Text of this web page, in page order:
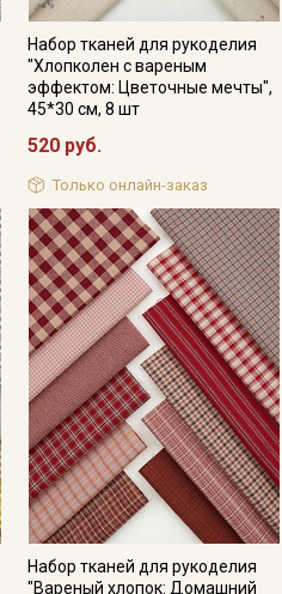
Набор тканей для рукоделия
"Хлопколен с вареным
эффектом: Цветочные мечты",
45*30 см, 8 шт
520 руб.
Только онлайн-заказ
Набор тканей для рукоделия
"Вареный хлопок: Домашний